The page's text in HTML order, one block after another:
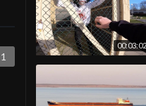
00:03:02
1